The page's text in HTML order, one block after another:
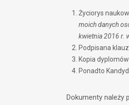
Życiorys
moich danych
kwietnia 2016 r.
Podpisana
Kopia
Ponadto
Dokumenty należy